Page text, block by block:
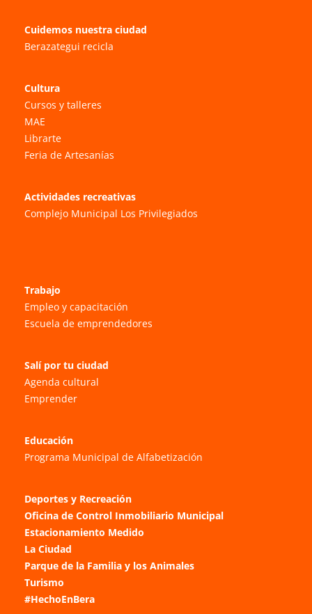
Cuidemos nuestra ciudad
Berazategui recicla
Cultura
Cursos y talleres
MAE
Librarte
Feria de Artesanías
Actividades recreativas
Complejo Municipal Los Privilegiados
Trabajo
Empleo y capacitación
Escuela de emprendedores
Salí por tu ciudad
Agenda cultural
Emprender
Educación
Programa Municipal de Alfabetización
Deportes y Recreación
Oficina de Control Inmobiliario Municipal
Estacionamiento Medido
La Ciudad
Parque de la Familia y los Animales
Turismo
#HechoEnBera